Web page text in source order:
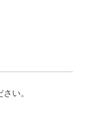
い。